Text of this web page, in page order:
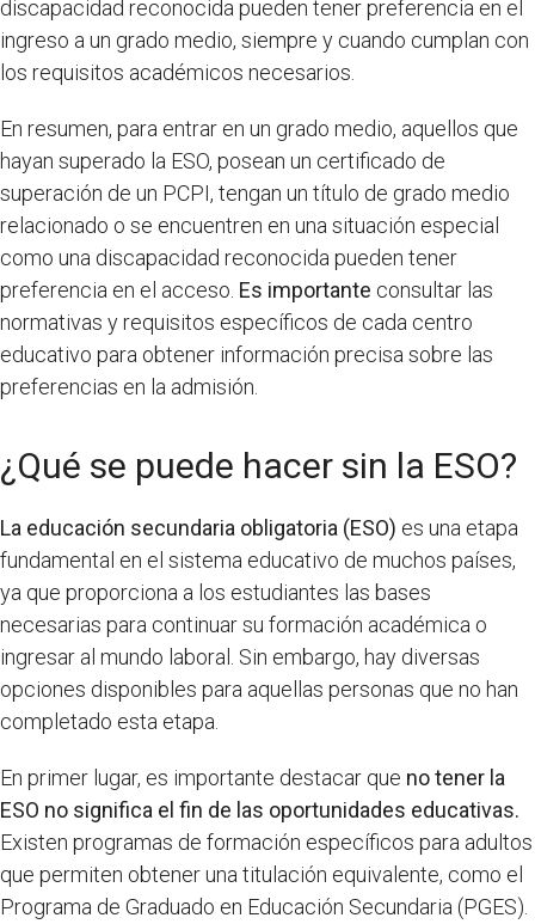
discapacidad reconocida pueden tener preferencia en el
ingreso a un grado medio, siempre y cuando cumplan con
los requisitos académicos necesarios.
En resumen, para entrar en un grado medio, aquellos que
hayan superado la ESO, posean un certificado de
superación de un PCPI, tengan un título de grado medio
relacionado o se encuentren en una situación especial
como una discapacidad reconocida pueden tener
preferencia en el acceso. Es importante consultar las
normativas y requisitos específicos de cada centro
educativo para obtener información precisa sobre las
preferencias en la admisión.
¿Qué se puede hacer sin la ESO?
La educación secundaria obligatoria (ESO) es una etapa
fundamental en el sistema educativo de muchos países,
ya que proporciona a los estudiantes las bases
necesarias para continuar su formación académica o
ingresar al mundo laboral. Sin embargo, hay diversas
opciones disponibles para aquellas personas que no han
completado esta etapa.
En primer lugar, es importante destacar que no tener la
ESO no significa el fin de las oportunidades educativas.
Existen programas de formación específicos para adultos
que permiten obtener una titulación equivalente, como el
Programa de Graduado en Educación Secundaria (PGES).